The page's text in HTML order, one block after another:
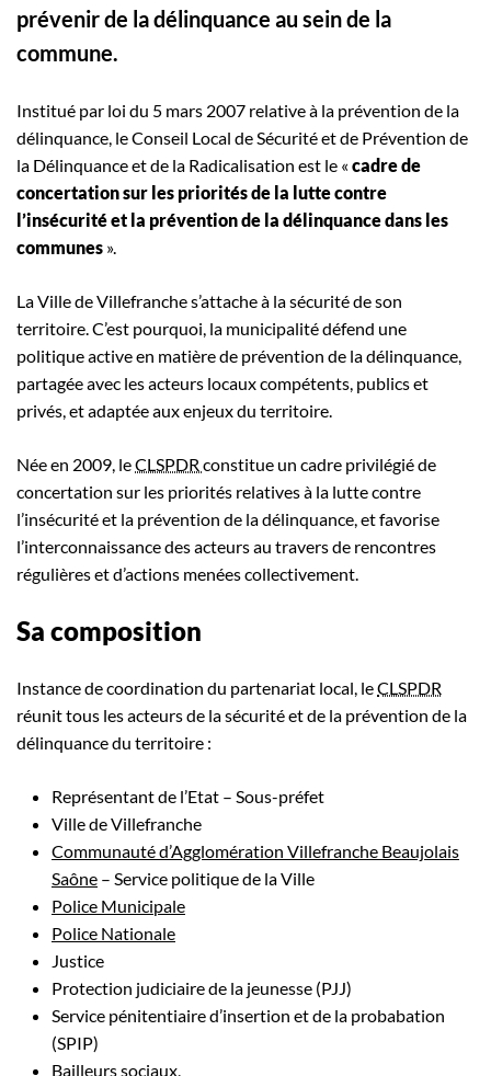
prévenir de la délinquance au sein de la
commune.
Institué par loi du 5 mars 2007 relative à la prévention de la
délinquance, le Conseil Local de Sécurité et de Prévention de
la Délinquance et de la Radicalisation est le « cadre de
concertation sur les priorités de la lutte contre
l’insécurité et la prévention de la délinquance dans les
communes ».
La Ville de Villefranche s’attache à la sécurité de son
territoire. C’est pourquoi, la municipalité défend une
politique active en matière de prévention de la délinquance,
partagée avec les acteurs locaux compétents, publics et
privés, et adaptée aux enjeux du territoire.
Née en 2009, leCLSPDR constitue un cadre privilégié de
concertation sur les priorités relatives à la lutte contre
l’insécurité et la prévention de la délinquance, et favorise
l’interconnaissance des acteurs au travers de rencontres
régulières et d’actions menées collectivement.
Sa composition
Instance de coordination du partenariat local, leCLSPDR
réunit tous les acteurs de la sécurité et de la prévention de la
délinquance du territoire :
Représentant de l’Etat – Sous-préfet
Ville de Villefranche
Communauté d’Agglomération Villefranche Beaujolais
Saône – Service politique de la Ville
Police Municipale
Police Nationale
Justice
Protection judiciaire de la jeunesse (PJJ)
Service pénitentiaire d’insertion et de la probabation
(SPIP)
Bailleurs sociaux,